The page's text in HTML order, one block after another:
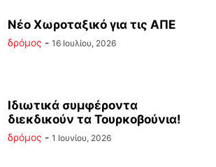
Νέο Χωροταξικό για τις ΑΠΕ
δρόμος - 16 Ιουλίου, 2026
Ιδιωτικά συμφέροντα
διεκδικούν τα Τουρκοβούνια!
δρόμος - 1 Ιουνίου, 2026